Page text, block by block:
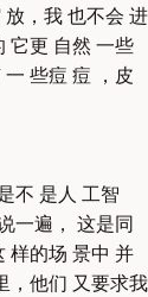
，我 也不会 进
它更 自然 一些
一 些痘 痘 ，皮
不 是人 工智
一遍， 这是同
样的场 景中 并
，他们 又要求我